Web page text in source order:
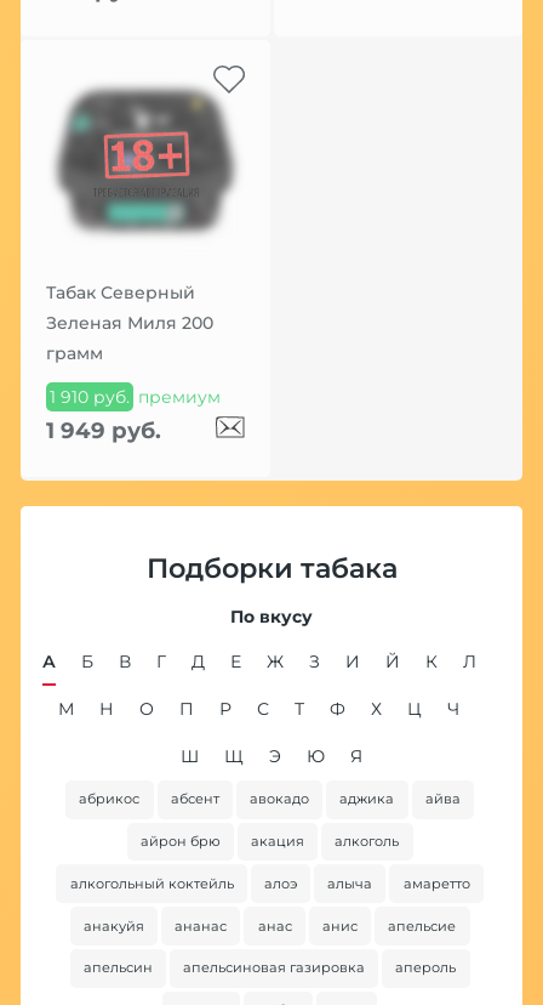
Табак Северный
Зеленая Миля 200
грамм
1 910 руб. премиум
1 949 руб.
Подборки табака
По вкусу
А Б В Г Д Е Ж З И Й К Л
М Н О П Р С Т Ф Х Ц Ч
Ш Щ Э Ю Я
абрикос абсент авокадо аджика айва
айрон брю акация алкоголь
алкогольный коктейль алоэ алыча амаретто
анакуйя ананас анас анис апельсие
апельсин апельсиновая газировка апероль